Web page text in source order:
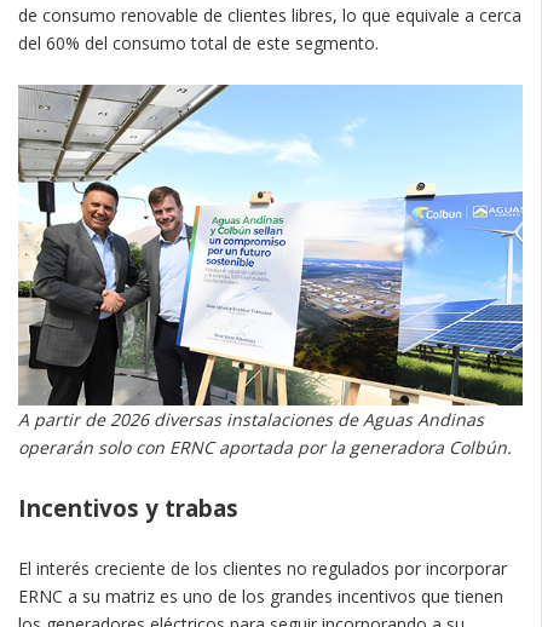
de consumo renovable de clientes libres, lo que equivale a cerca
del 60% del consumo total de este segmento.
A partir de 2026 diversas instalaciones de Aguas Andinas
operarán solo con ERNC aportada por la generadora Colbún.
Incentivos y trabas
El interés creciente de los clientes no regulados por incorporar
ERNC a su matriz es uno de los grandes incentivos que tienen